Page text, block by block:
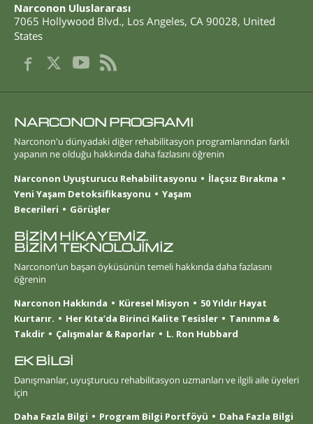
Narconon Uluslararası
7065 Hollywood Blvd., Los Angeles, CA 90028, United
States
NARCONON PROGRAMI
Narconon'u dünyadaki diğer rehabilitasyon programlarından farklı
yapanın ne olduğu hakkında daha fazlasını öğrenin
Narconon Uyuşturucu Rehabilitasyonu
İlaçsız Bırakma
Yeni Yaşam Detoksifikasyonu
Yaşam
Becerileri
Görüşler
BİZİM HİKAYEMİZ.
BİZİM TEKNOLOJİMİZ
Narconon’un başarı öyküsünün temeli hakkında daha fazlasını
öğrenin
Narconon Hakkında
Küresel Misyon
50 Yıldır Hayat
Kurtarır.
Her Kıta’da Birinci Kalite Tesisler
Tanınma &
Takdir
Çalışmalar & Raporlar L. Ron Hubbard
EK BİLGİ
Danışmanlar, uyuşturucu rehabilitasyon uzmanları ve ilgili aile üyeleri
için
Daha Fazla Bilgi
Program Bilgi Portföyü Daha Fazla Bilgi